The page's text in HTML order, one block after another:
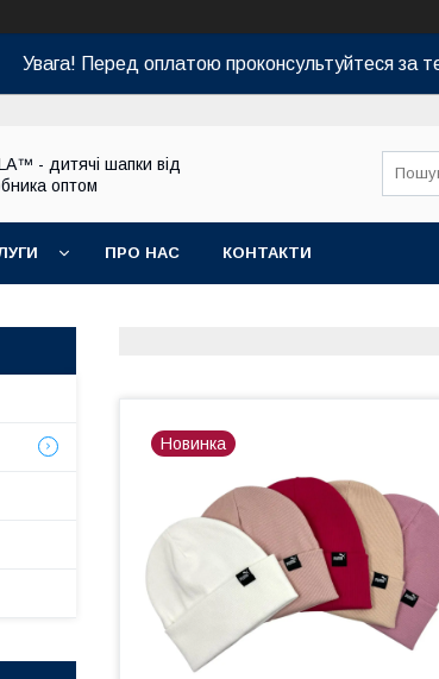
Увага! Перед оплатою проконсультуйтеся за
- дитячі шапки від
оптом
ПРО НАС КОНТАКТИ
Новинка